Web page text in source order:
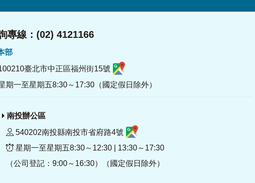
專線：(02) 4121166
部
臺北市中正區福州街15號
期一至星期五8:30～17:30（國定假日除外）
南投辦公區
540202南投縣南投市省府路4號
星期一至星期五8:30～12:30 | 13:30～17:30
（公司登記：9:00～16:30）（國定假日除外）